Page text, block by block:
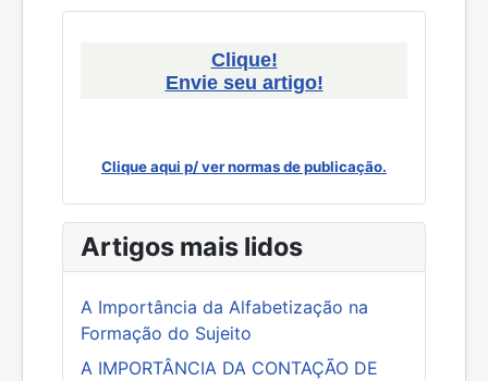
Clique!
Envie seu artigo!
Clique aqui p/ ver normas de publicação.
Artigos mais lidos
A Importância da Alfabetização na
Formação do Sujeito
A IMPORTÂNCIA DA CONTAÇÃO DE